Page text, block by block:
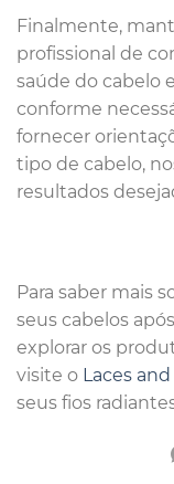
Finalmente,
profissional de
saúde do cabelo
conforme
fornecer
tipo de cabelo,
resultados
Para saber mais
seus cabelos
explorar os
visite o Laces
seus fios